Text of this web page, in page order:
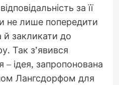
за її
не лише попередити
й закликати до
Так з’явився
– ідея, запропонована
Лангсдорфом для